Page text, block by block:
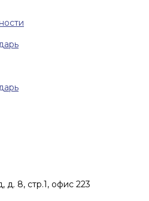
д. 8, стр.1, офис 223